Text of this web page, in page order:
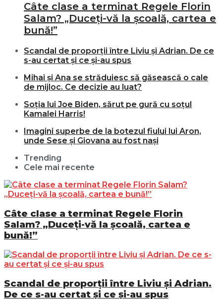
Câte clase a terminat Regele Florin
Salam? „Duceți-vă la școală, cartea e
bună!”
Scandal de proporții între Liviu și Adrian. De ce
s-au certat și ce și-au spus
Mihai și Ana se străduiesc să găsească o cale
de mijloc. Ce decizie au luat?
Soția lui Joe Biden, sărut pe gură cu soțul
Kamalei Harris!
Imagini superbe de la botezul fiului lui Aron,
unde Sese și Giovana au fost nași
Trending
Cele mai recente
Câte clase a terminat Regele Florin
Salam? „Duceți-vă la școală, cartea e
bună!”
Scandal de proporții între Liviu și Adrian.
De ce s-au certat și ce și-au spus